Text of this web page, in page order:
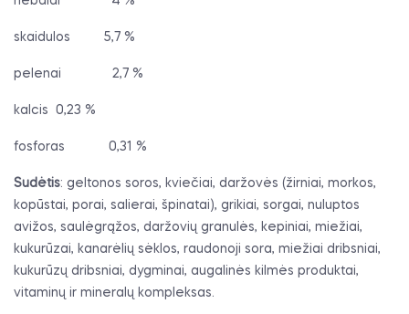
skaidulos 5,7 %
pelenai 2,7 %
kalcis 0,23 %
fosforas 0,31 %
Sudėtis: geltonos soros, kviečiai, daržovės (žirniai, morkos,
kopūstai, porai, salierai, špinatai), grikiai, sorgai, nuluptos
avižos, saulėgrąžos, daržovių granulės, kepiniai, miežiai,
kukurūzai, kanarėlių sėklos, raudonoji sora, miežiai dribsniai,
kukurūzų dribsniai, dygminai, augalinės kilmės produktai,
vitaminų ir mineralų kompleksas.